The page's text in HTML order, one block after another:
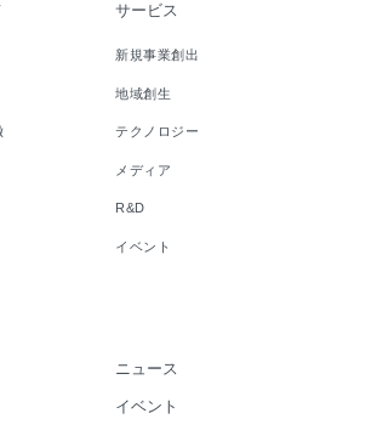
サービス
新規事業創出
地域創生
テクノロジー
メディア
R&D
イベント
ニュース
イベント